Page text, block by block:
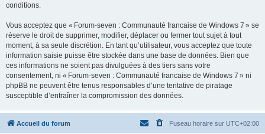
conditions.
Vous acceptez que « Forum-seven : Communauté francaise de Windows 7 » se
réserve le droit de supprimer, modifier, déplacer ou fermer tout sujet à tout
moment, à sa seule discrétion. En tant qu’utilisateur, vous acceptez que toute
information saisie puisse être stockée dans une base de données. Bien que
ces informations ne soient pas divulguées à des tiers sans votre
consentement, ni « Forum-seven : Communauté francaise de Windows 7 » ni
phpBB ne peuvent être tenus responsables d’une tentative de piratage
susceptible d’entraîner la compromission des données.
Accueil du forum Fuseau horaire sur UTC+02:00